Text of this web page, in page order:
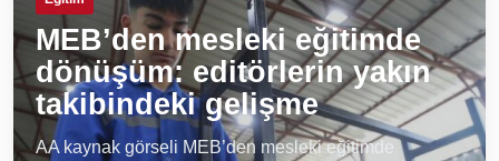
MEB’den mesleki eğitimde
dönüşüm: editörlerin yakın
takibindeki gelişme
AA kaynak görseli MEB’den mesleki eğitimde